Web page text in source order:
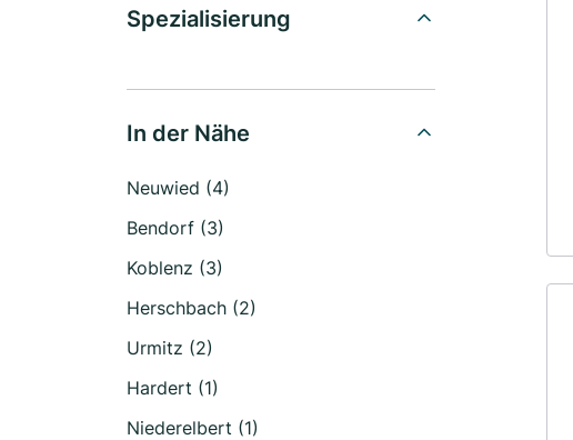
Spezialisierung
In der Nähe
Neuwied (4)
Bendorf (3)
Koblenz (3)
Herschbach (2)
Urmitz (2)
Hardert (1)
Niederelbert (1)